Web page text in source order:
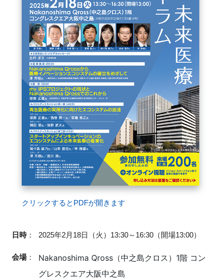
クリックするとPDFが開きます
日時： 2025年2月18日（火）13:30～16:30（開場13:00）
会場：
Nakanoshima Qross（中之島クロス）1階 コン
グレスクエア大阪中之島